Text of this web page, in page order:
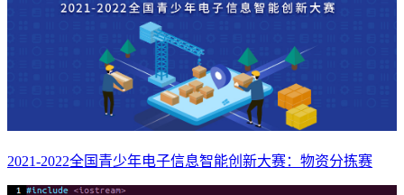
2021-2022全国青少年电子信息智能创新大赛：物资分拣赛